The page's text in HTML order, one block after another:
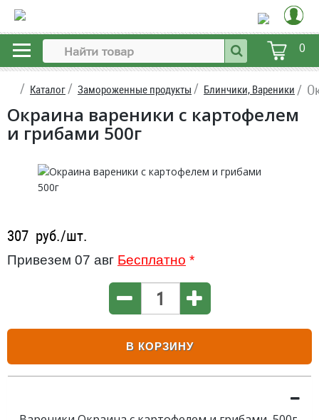
0
Каталог Замороженные продукты Блинчики, Вареники
Окраина вареники с картофелем
и грибами 500г
307 руб./шт.
Привезем 07 авг Бесплатно *
В КОРЗИНУ